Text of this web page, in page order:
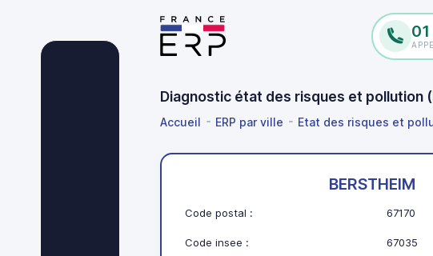
Diagnostic état des risques et pollution
Accueil ERP par ville Etat des risques et
BERSTHEIM
Code postal : 67170
Code insee : 67035